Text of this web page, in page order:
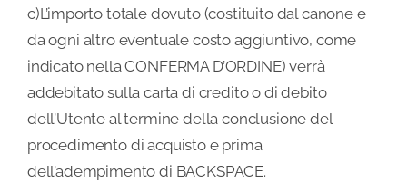
c)L’importo totale dovuto (costituito dal canone e
da ogni altro eventuale costo aggiuntivo, come
indicato nella CONFERMA D’ORDINE) verrà
addebitato sulla carta di credito o di debito
dell’Utente al termine della conclusione del
procedimento di acquisto e prima
dell’adempimento di BACKSPACE.